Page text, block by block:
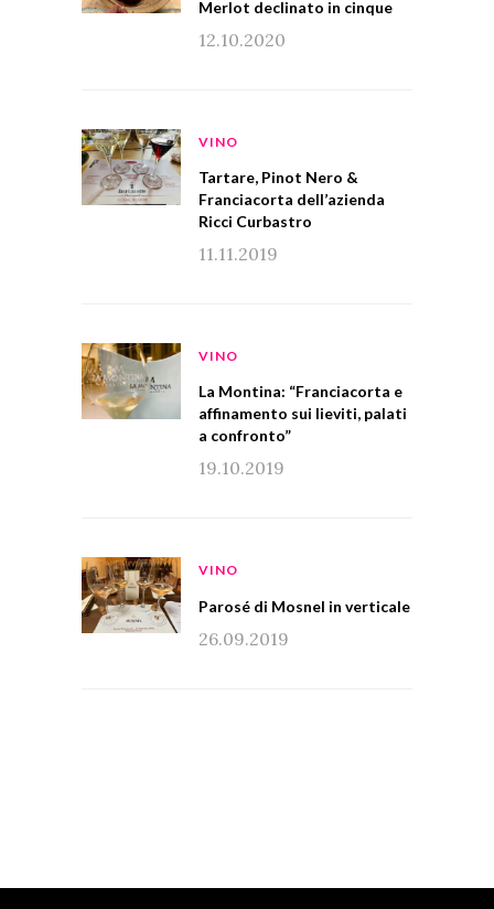
Merlot declinato in cinque
12.10.2020
VINO
Tartare, Pinot Nero &
Franciacorta dell’azienda
Ricci Curbastro
11.11.2019
VINO
La Montina: “Franciacorta e
affinamento sui lieviti, palati
a confronto”
19.10.2019
VINO
Parosé di Mosnel in verticale
26.09.2019